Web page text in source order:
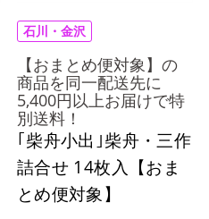
石川・金沢
【おまとめ便対象】の
商品を同一配送先に
5,400円以上お届けで特
別送料！
｢柴舟小出｣柴舟・三作
詰合せ 14枚入【おま
とめ便対象】